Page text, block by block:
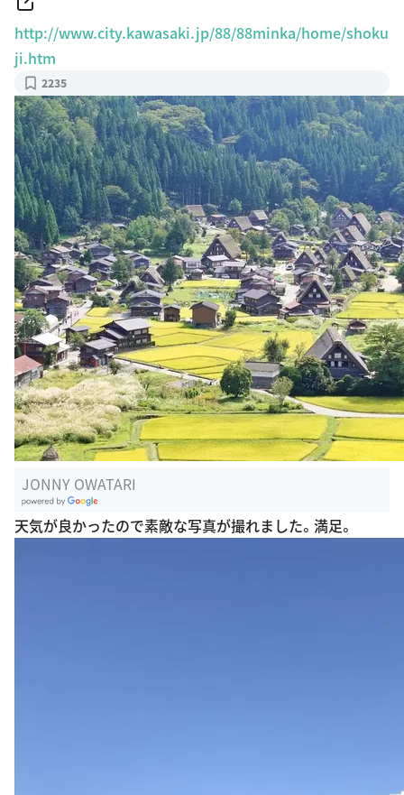
http://www.city.kawasaki.jp/88/88minka/home/shoku
ji.htm
2235
JONNY OWATARI
oogle Plac
天気が良かったので素敵な写真が撮れました。満足。